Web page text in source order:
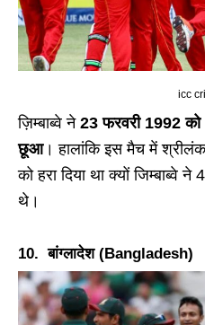
icc
ज़िम्बाब्वे ने23 फरवरी 1992
छूआ। हालांकि इस मैच में
को हरा दिया था क्यों जिम्बाब्वे
थे।
10. बांग्लादेश (Bangladesh)